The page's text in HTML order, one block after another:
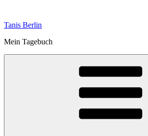
springen
Tanis Berlin
Mein Tagebuch